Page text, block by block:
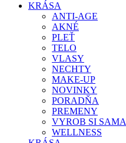
KRÁSA
ANTI-AGE
AKNÉ
PLEŤ
TELO
VLASY
NECHTY
MAKE-UP
NOVINKY
PORADŇA
PREMENY
VYROB SI SAMA
WELLNESS